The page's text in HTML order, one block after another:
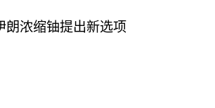
朗浓缩铀提出新选项